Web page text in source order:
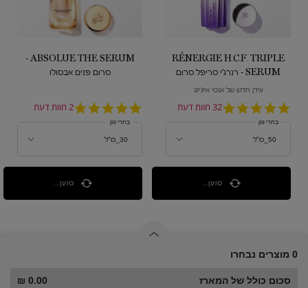
RÉNERGIE H.C.F. TRIPLE
SERUM - רנרג'י טריפל סרום
עידן חדש של אנטי אייג'ינג
4.8
star
32 חוות דעת
בחרי גוון
טוען...
ABSOLUE THE SERUM -
סרום פנים אבסולו
5.0
star
2 חוות דעת
בחרי גוון
טוען...
0 מוצרים נבחרו
סכום כולל של המארז 0.00 ₪